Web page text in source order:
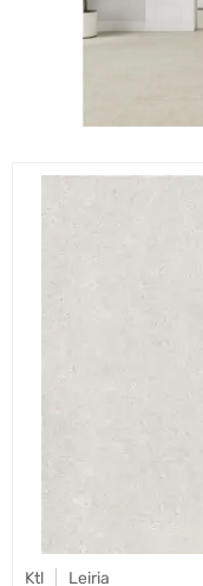
Ktl Leiria